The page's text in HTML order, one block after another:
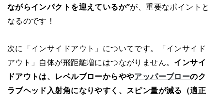
ながらインパクトを迎えているか”が、重要なポイントと
なるのです！
次に「インサイドアウト」についてです。「インサイド
アウト」自体が飛距離増にはつながりません。 インサイ
ドアウトは、レベルブローからややアッパーブローのク
ラブヘッド入射角になりやすく、スピン量が減る（適正